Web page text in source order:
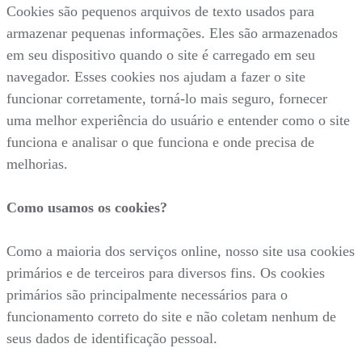
Cookies são pequenos arquivos de texto usados para
armazenar pequenas informações. Eles são armazenados
em seu dispositivo quando o site é carregado em seu
navegador. Esses cookies nos ajudam a fazer o site
funcionar corretamente, torná-lo mais seguro, fornecer
uma melhor experiência do usuário e entender como o site
funciona e analisar o que funciona e onde precisa de
melhorias.
Como usamos os cookies?
Como a maioria dos serviços online, nosso site usa cookies
primários e de terceiros para diversos fins. Os cookies
primários são principalmente necessários para o
funcionamento correto do site e não coletam nenhum de
seus dados de identificação pessoal.